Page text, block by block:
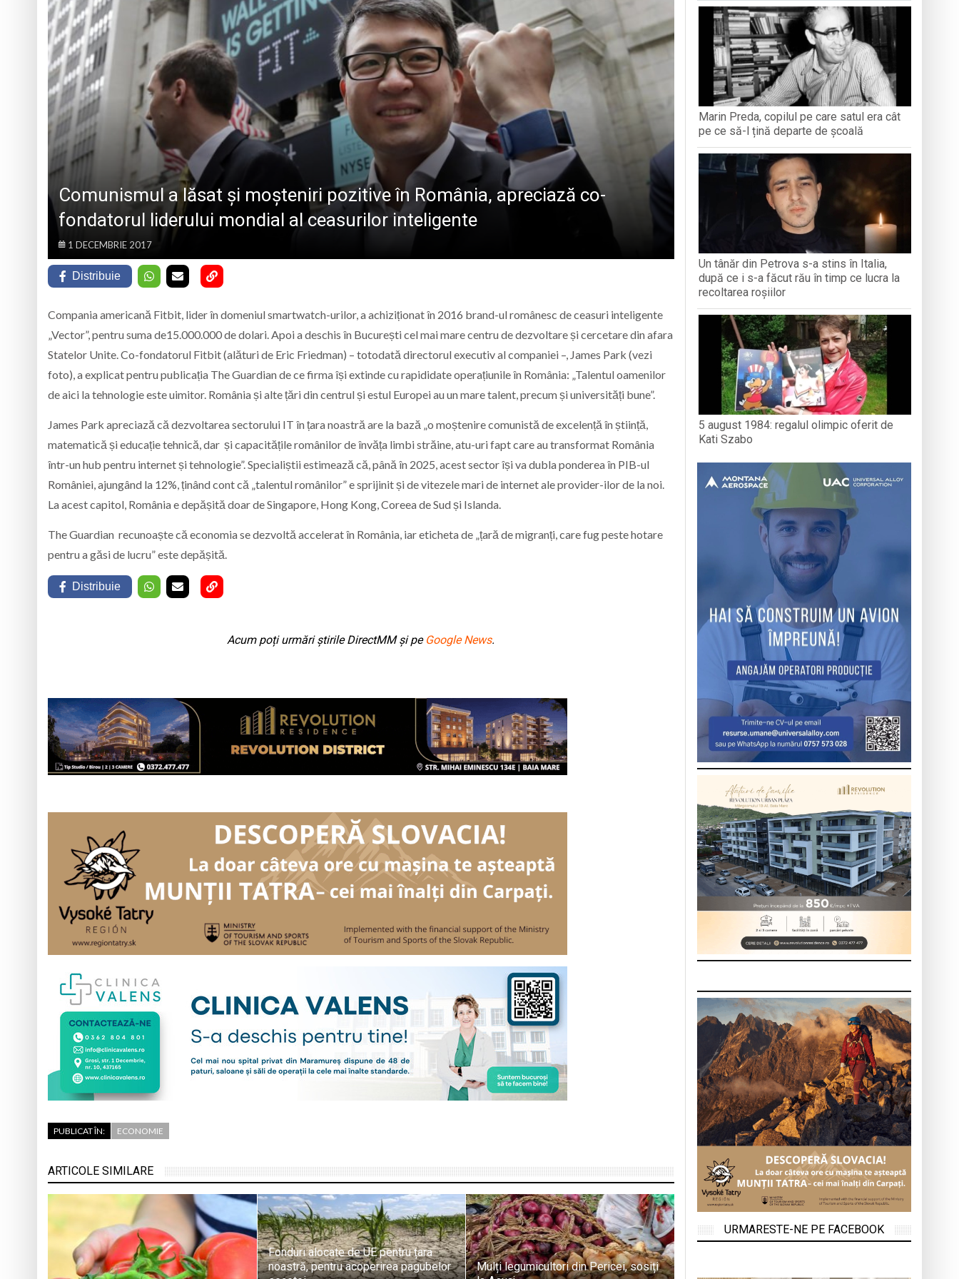
La Săliștea de Sus va fi dezvelit bustul lui Gavrilă Iuga, personalitate marcantă a Maramureșului
„Vacanță în tinda bisericii”: Ediția a IV-a a taberei de vară pentru copii are loc la Sighetu Marmației
Campanie de donare de sânge la Spitalul Județean de Urgență „Dr. Constantin Opriș” Baia Mare
Părintele protopop dr. Stan Florin, invitat la Școala Părinților din Parohia Dumbrăvița
Comunismul a lăsat și moșteniri pozitive în România, apreciază co-
fondatorul liderului mondial al ceasurilor inteligente
1 DECEMBRIE 2017
Distribuie
Compania americană Fitbit, lider în domeniul smartwatch-urilor, a achiziționat în 2016 brand-ul românesc de ceasuri inteligente
„Vector”, pentru suma de15.000.000 de dolari. Apoi a deschis în București cel mai mare centru de dezvoltare și cercetare din afara
Statelor Unite. Co-fondatorul Fitbit (alături de Eric Friedman) – totodată directorul executiv al companiei –, James Park (vezi
foto), a explicat pentru publicația The Guardian de ce firma își extinde cu rapididate operațiunile în România: „Talentul oamenilor
de aici la tehnologie este uimitor. România și alte țări din centrul și estul Europei au un mare talent, precum și universități bune”.
James Park apreciază că dezvoltarea sectorului IT în țara noastră are la bază „o moștenire comunistă de excelență în știință,
matematică și educație tehnică, dar și capacitățile românilor de învăța limbi străine, atu-uri fapt care au transformat România
într-un hub pentru internet și tehnologie”. Specialiștii estimează că, până în 2025, acest sector își va dubla ponderea în PIB-ul
României, ajungând la 12%, ținând cont că „talentul românilor” e sprijinit și de vitezele mari de internet ale provider-ilor de la noi.
La acest capitol, România e depășită doar de Singapore, Hong Kong, Coreea de Sud și Islanda.
The Guardian recunoaște că economia se dezvoltă accelerat în România, iar eticheta de „țară de migranți, care fug peste hotare
pentru a găsi de lucru” este depășită.
Distribuie
Acum poți urmări știrile DirectMM și pe Google News.
PUBLICAT ÎN: ECONOMIE
ARTICOLE SIMILARE
Fonduri alocate de UE pentru țara
noastră, pentru acoperirea pagubelor
Mulți legumicultori din Pericei, sosiți
Marin Preda, copilul pe care satul era cât
pe ce să-l țină departe de școală
Un tânăr din Petrova s-a stins în Italia,
după ce i s-a făcut rău în timp ce lucra la
recoltarea roșiilor
5 august 1984: regalul olimpic oferit de
Kati Szabo
URMARESTE-NE PE FACEBOOK